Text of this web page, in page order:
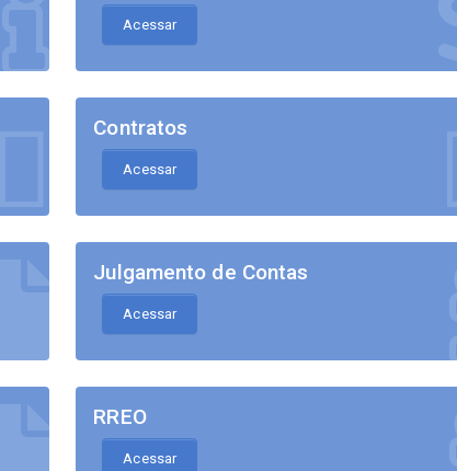
Acessar
Contratos
Acessar
Julgamento de Contas
Acessar
RREO
Acessar